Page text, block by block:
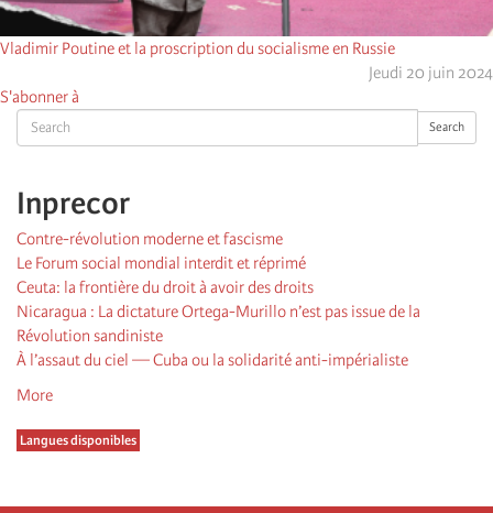
Search Search
Inprecor
Contre-révolution moderne et fascisme
Le Forum social mondial interdit et réprimé
Ceuta: la frontière du droit à avoir des droits
Nicaragua : La dictature Ortega-Murillo n’est pas issue de la
Révolution sandiniste
À l’assaut du ciel — Cuba ou la solidarité anti-impérialiste
More
Langues disponibles
Vladimir Poutine et la proscription du socialisme en Russie
Jeudi 20 juin 2024
S'abonner à